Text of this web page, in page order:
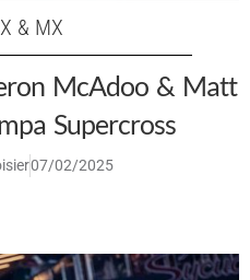
& MX
McAdoo & Matt
Supercross
07/02/2025